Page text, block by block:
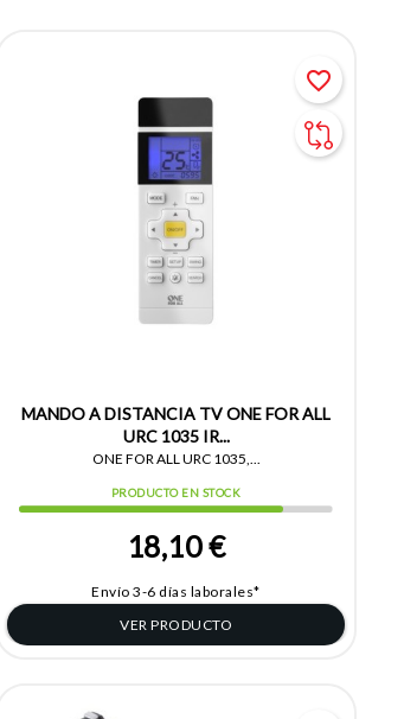
MANDO A DISTANCIA TV ONE FOR ALL
URC 1035 IR...
ONE FOR ALL URC 1035,...
PRODUCTO EN STOCK
18,10 €
Envío 3-6 días laborales*
VER PRODUCTO
favorite_border